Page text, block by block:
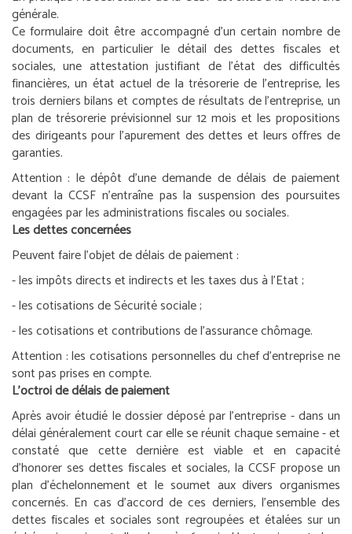
générale.
Ce formulaire doit être accompagné d’un certain nombre de
documents, en particulier le détail des dettes fiscales et
sociales, une attestation justifiant de l’état des difficultés
financières, un état actuel de la trésorerie de l’entreprise, les
trois derniers bilans et comptes de résultats de l’entreprise, un
plan de trésorerie prévisionnel sur 12 mois et les propositions
des dirigeants pour l’apurement des dettes et leurs offres de
garanties.
Attention : le dépôt d’une demande de délais de paiement
devant la CCSF n’entraîne pas la suspension des poursuites
engagées par les administrations fiscales ou sociales.
Les dettes concernées
Peuvent faire l’objet de délais de paiement :
- les impôts directs et indirects et les taxes dus à l’Etat ;
- les cotisations de Sécurité sociale ;
- les cotisations et contributions de l’assurance chômage.
Attention :les cotisations personnelles du chef d’entreprise ne
sont pas prises en compte.
L’octroi de délais de paiement
Après avoir étudié le dossier déposé par l’entreprise - dans un
délai généralement court car elle se réunit chaque semaine - et
constaté que cette dernière est viable et en capacité
d’honorer ses dettes fiscales et sociales, la CCSF propose un
plan d’échelonnement et le soumet aux divers organismes
concernés. En cas d’accord de ces derniers, l’ensemble des
dettes fiscales et sociales sont regroupées et étalées sur un